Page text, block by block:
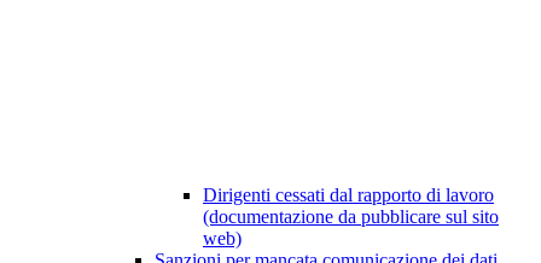
Dirigenti cessati dal rapporto di lavoro
(documentazione da pubblicare sul sito
web)